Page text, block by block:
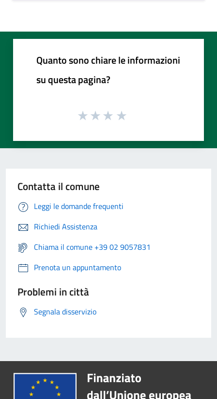
Quanto sono chiare le informazioni
su questa pagina?
Contatta il comune
Leggi le domande frequenti
Richiedi Assistenza
Chiama il comune +39 02 9057831
Prenota un appuntamento
Problemi in città
Segnala disservizio